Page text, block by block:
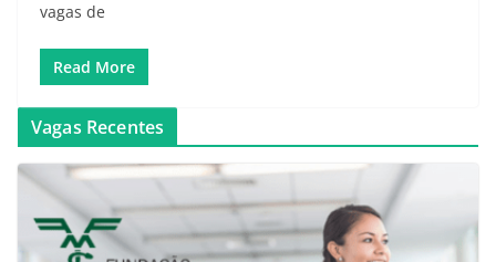
vagas de
Read More
Vagas Recentes